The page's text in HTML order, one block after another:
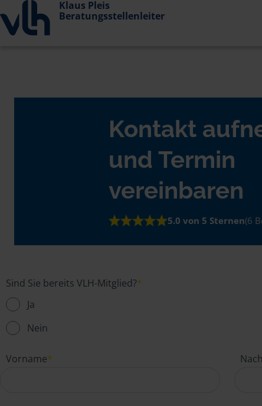
Klaus Pleis
Beratungsstellenleiter
Kontakt
und Termin
vereinbaren
5.0 von 5 Sternen(6
Sind Sie bereits VLH-Mitglied?*
Ja
Nein
Vorname*